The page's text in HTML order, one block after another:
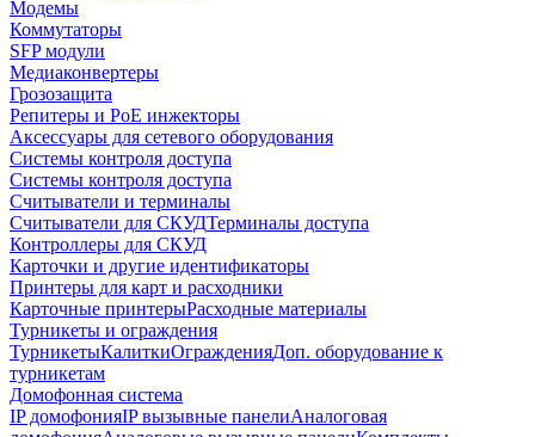
Модемы
Коммутаторы
SFP модули
Медиаконвертеры
Грозозащита
Репитеры и PoE инжекторы
Аксессуары для сетевого оборудования
Системы контроля доступа
Системы контроля доступа
Считыватели и терминалы
Считыватели для СКУДТерминалы доступа
Контроллеры для СКУД
Карточки и другие идентификаторы
Принтеры для карт и расходники
Карточные принтерыРасходные материалы
Турникеты и ограждения
ТурникетыКалиткиОгражденияДоп. оборудование к
турникетам
Домофонная система
IP домофонияIP вызывные панелиАналоговая